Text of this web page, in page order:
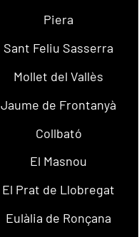
Piera
Sant Feliu Sasserra
Mollet del Vallès
Jaume de Frontanyà
Collbató
El Masnou
El Prat de Llobregat
Eulàlia de Ronçana